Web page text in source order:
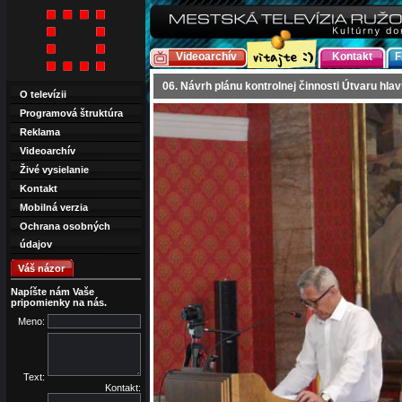
Videoarchív Kontakt
06. Návrh plánu kontrolnej činnosti Útvaru
O televízii
Programová štruktúra
Reklama
Videoarchív
Živé vysielanie
Kontakt
Mobilná verzia
Ochrana osobných
údajov
Váš názor
Napíšte nám Vaše
pripomienky na nás.
Meno:
Text:
Kontakt: